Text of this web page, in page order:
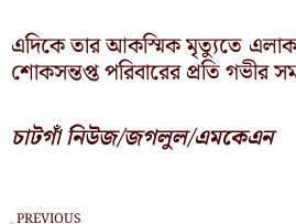
এদিকে তার আকস্মিক মৃত্যুতে
শোকসন্তপ্ত পরিবারের প্রতি গভীর
চাটগাঁ নিউজ/জগলুল/এমকেএন
Prev
PREVIOUS